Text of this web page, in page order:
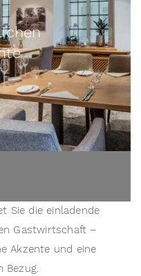
Sie die einladende
Gastwirtschaft –
Akzente und eine
Bezug.